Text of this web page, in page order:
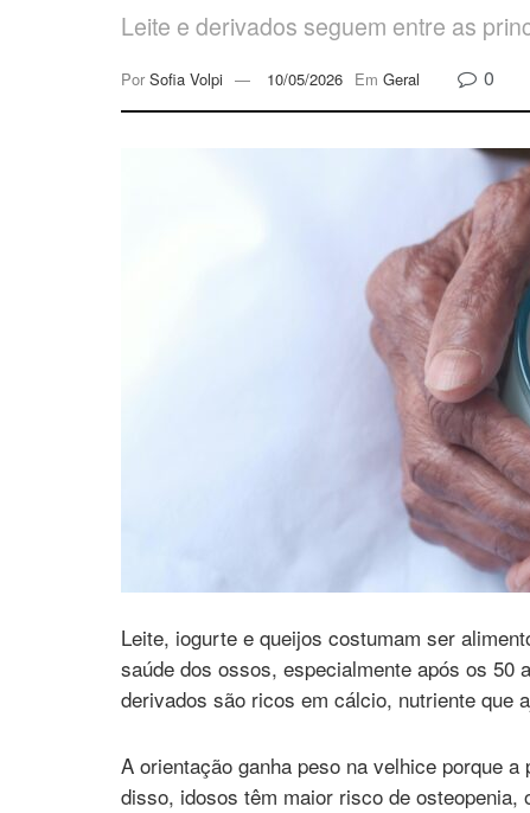
Leite e derivados seguem entre as
Por Sofia Volpi 10/05/2026 Em Geral 0
Leite, iogurte e queijos costumam ser
saúde dos ossos, especialmente após os 50
derivados são ricos em cálcio, nutriente que
A orientação ganha peso na velhice porque
disso, idosos têm maior risco de osteopenia,